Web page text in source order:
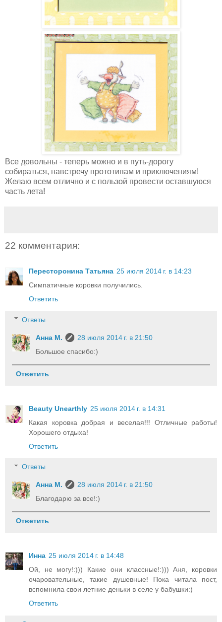
Все довольны - теперь можно и в путь-дорогу
собираться, навстречу прототипам и приключениям!
Желаю всем отлично и с пользой провести оставшуюся
часть лета!
22 комментария:
Пересторонина Татьяна 25 июля 2014 г. в 14:23
Симпатичные коровки получились.
Ответить
Ответы
Анна М.
28 июля 2014 г. в 21:50
Большое спасибо:)
Ответить
Beauty Unearthly 25 июля 2014 г. в 14:31
Какая коровка добрая и веселая!!! Отличные работы!
Хорошего отдыха!
Ответить
Ответы
Анна М.
28 июля 2014 г. в 21:50
Благодарю за все!:)
Ответить
Инна 25 июля 2014 г. в 14:48
Ой, не могу!:))) Какие они классные!:))) Аня, коровки
очаровательные, такие душевные! Пока читала пост,
вспомнила свои летние деньки в селе у бабушки:)
Ответить